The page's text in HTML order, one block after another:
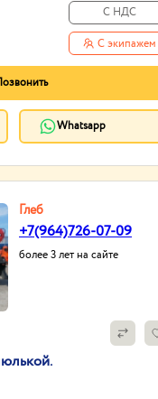
С НДС
С экипажем
Whatsapp
Глеб
+7(964)726-07-09
более 3 лет на сайте